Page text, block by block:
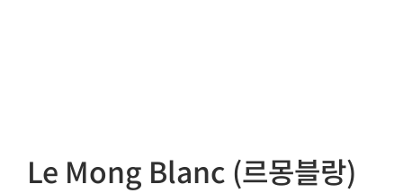
Le Mong Blanc (르몽블랑)